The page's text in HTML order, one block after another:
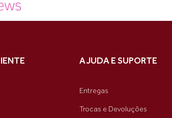
AJUDA E SUPORTE
Entregas
Trocas e Devoluções